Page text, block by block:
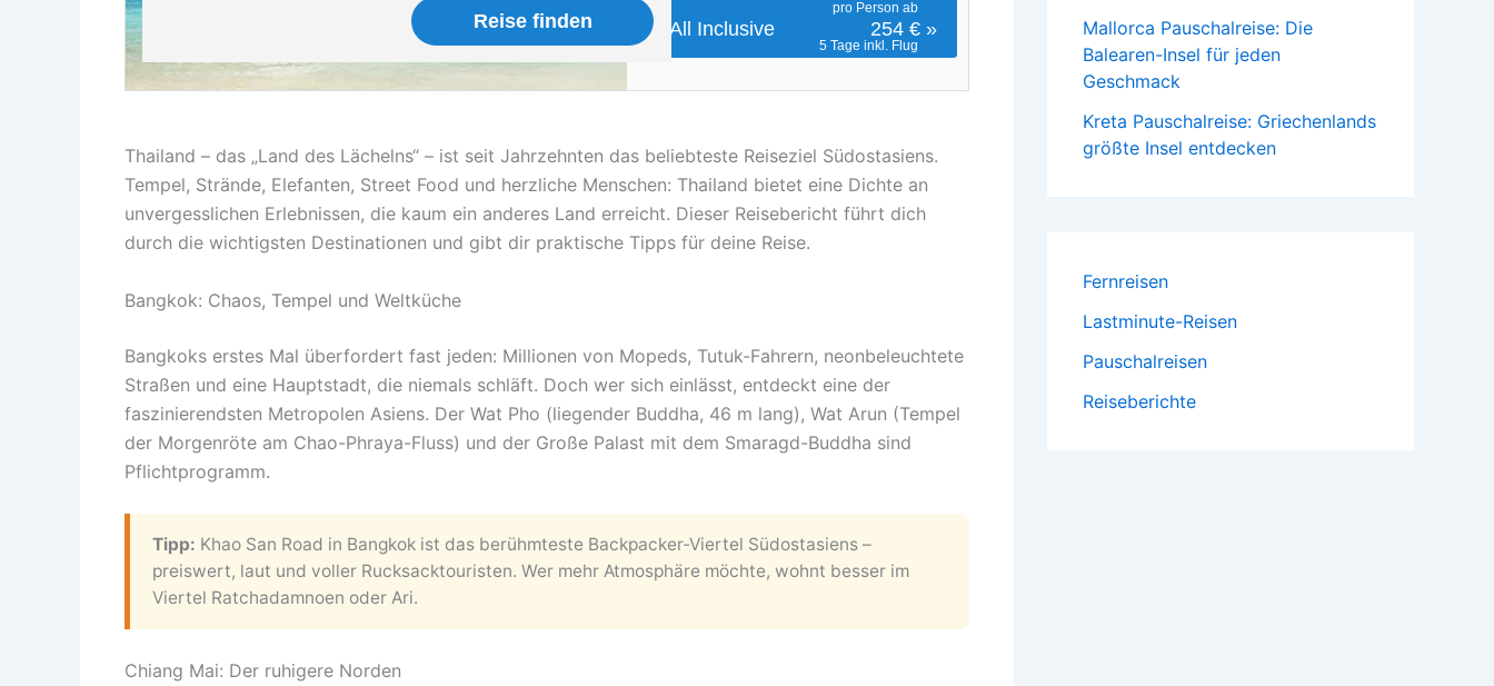
Thailand – das „Land des Lächelns“ – ist seit Jahrzehnten das beliebteste Reiseziel Südostasiens.
Tempel, Strände, Elefanten, Street Food und herzliche Menschen: Thailand bietet eine Dichte an
unvergesslichen Erlebnissen, die kaum ein anderes Land erreicht. Dieser Reisebericht führt dich
durch die wichtigsten Destinationen und gibt dir praktische Tipps für deine Reise.
Bangkok: Chaos, Tempel und Weltküche
Bangkoks erstes Mal überfordert fast jeden: Millionen von Mopeds, Tutuk-Fahrern, neonbeleuchtete
Straßen und eine Hauptstadt, die niemals schläft. Doch wer sich einlässt, entdeckt eine der
faszinierendsten Metropolen Asiens. Der Wat Pho (liegender Buddha, 46 m lang), Wat Arun (Tempel
der Morgenröte am Chao-Phraya-Fluss) und der Große Palast mit dem Smaragd-Buddha sind
Pflichtprogramm.
Tipp: Khao San Road in Bangkok ist das berühmteste Backpacker-Viertel Südostasiens –
preiswert, laut und voller Rucksacktouristen. Wer mehr Atmosphäre möchte, wohnt besser im
Viertel Ratchadamnoen oder Ari.
Chiang Mai: Der ruhigere Norden
Mallorca Pauschalreise: Die
Balearen-Insel für jeden
Geschmack
Kreta Pauschalreise: Griechenlands
größte Insel entdecken
Fernreisen
Lastminute-Reisen
Pauschalreisen
Reiseberichte